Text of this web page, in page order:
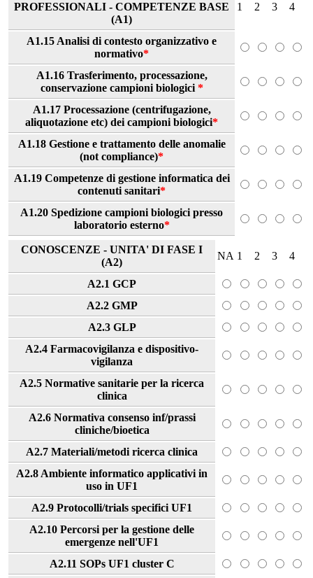
PROFESSIONALI - COMPETENZE BASE
(A1)
1 2 3 4
A1.15 Analisi di contesto organizzativo e
normativo*
A1.16 Trasferimento, processazione,
conservazione campioni biologici *
A1.17 Processazione (centrifugazione,
aliquotazione etc) dei campioni biologici*
A1.18 Gestione e trattamento delle anomalie
(not compliance)*
A1.19 Competenze di gestione informatica dei
contenuti sanitari*
A1.20 Spedizione campioni biologici presso
laboratorio esterno*
CONOSCENZE - UNITA' DI FASE I
(A2)
NA 1 2 3 4
A2.1 GCP
A2.2 GMP
A2.3 GLP
A2.4 Farmacovigilanza e dispositivo-
vigilanza
A2.5 Normative sanitarie per la ricerca
clinica
A2.6 Normativa consenso inf/prassi
cliniche/bioetica
A2.7 Materiali/metodi ricerca clinica
A2.8 Ambiente informatico applicativi in
uso in UF1
A2.9 Protocolli/trials specifici UF1
A2.10 Percorsi per la gestione delle
emergenze nell'UF1
A2.11 SOPs UF1 cluster C